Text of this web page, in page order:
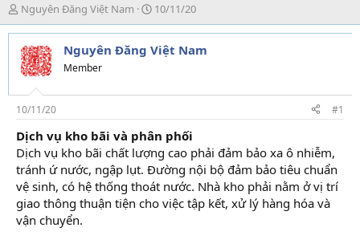
T
h
r
e
a
d
s
t
a
r
t
e
r
Nguyên Đăng Việt Nam
N
g
à
y
i
10/11/20
Nguyên Đăng Việt Nam
Member
10/11/20 #1
Dịch vụ kho bãi và phân phối
Dịch vụ kho bãi chất lượng cao phải đảm bảo xa ô nhiễm,
tránh ứ nước, ngập lụt. Đường nội bộ đảm bảo tiêu chuẩn
vệ sinh, có hệ thống thoát nước. Nhà kho phải nằm ở vị trí
giao thông thuận tiện cho việc tập kết, xử lý hàng hóa và
vận chuyển.